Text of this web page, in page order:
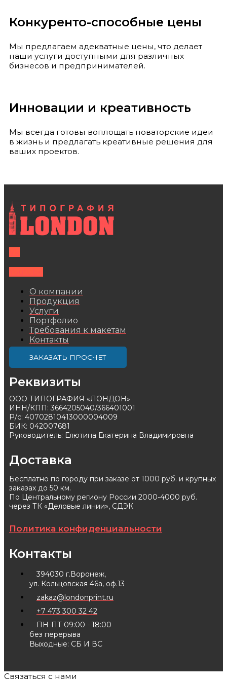
Конкуренто-способные цены
Мы предлагаем адекватные цены, что делает
наши услуги доступными для различных
бизнесов и предпринимателей.
Инновации и креативность
Мы всегда готовы воплощать новаторские идеи
в жизнь и предлагать креативные решения для
ваших проектов.
О компании
Продукция
Услуги
Портфолио
Требования к макетам
Контакты
ЗАКАЗАТЬ ПРОСЧЕТ
Реквизиты
ООО ТИПОГРАФИЯ «ЛОНДОН»
ИНН/КПП: 3664205040/366401001
Р/с: 40702810413000004009
БИК: 042007681
Руководитель: Елютина Екатерина Владимировна
Доставка
Бесплатно по городу при заказе от 1000 руб. и крупных
заказах до 50 км.
По Центральному региону России 2000-4000 руб.
через ТК «Деловые линии», СДЭК
Политика конфиденциальности
Контакты
394030 г.Воронеж,
ул. Кольцовская 46а, оф.13
zakaz@londonprint.ru
+7 473 300 32 42
ПН-ПТ 09:00 - 18:00
без перерыва
Выходные: СБ И ВС
Связаться с нами